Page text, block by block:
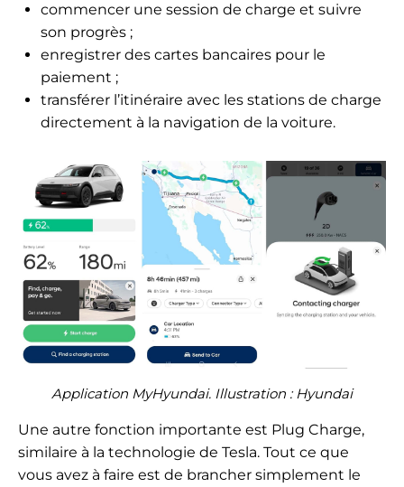
commencer une session de charge et suivre
son progrès ;
enregistrer des cartes bancaires pour le
paiement ;
transférer l’itinéraire avec les stations de charge
directement à la navigation de la voiture.
Application MyHyundai. Illustration : Hyundai
Une autre fonction importante est Plug Charge,
similaire à la technologie de Tesla. Tout ce que
vous avez à faire est de brancher simplement le